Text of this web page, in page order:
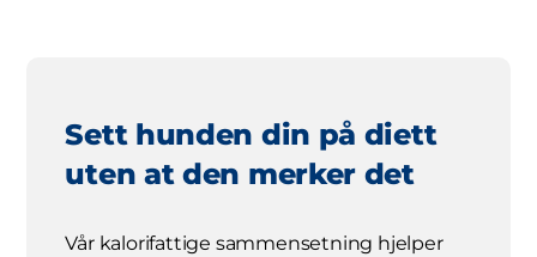
Sett hunden din på diett
uten at den merker det
Vår kalorifattige sammensetning hjelper